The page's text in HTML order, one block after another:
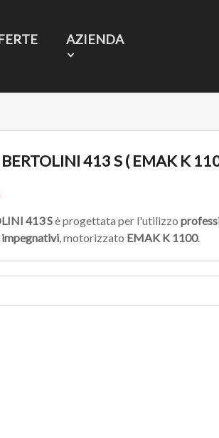
AZIENDA
413 S ( EMAK K
413 Sè progettata per l'utilizzo
impegnativi, motorizzato EMAK K 1100.